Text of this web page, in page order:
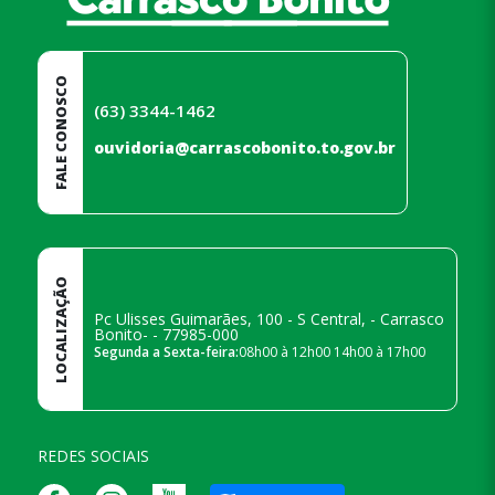
FALE CONOSCO (63) 3344-1462
ouvidoria@carrascobonito.to.gov.br
LOCALIZAÇÃO Pc Ulisses Guimarães, 100 - S Central, - Carrasco
Bonito- - 77985-000
Segunda a Sexta-feira:08h00 à 12h00 14h00 à 17h00
REDES SOCIAIS